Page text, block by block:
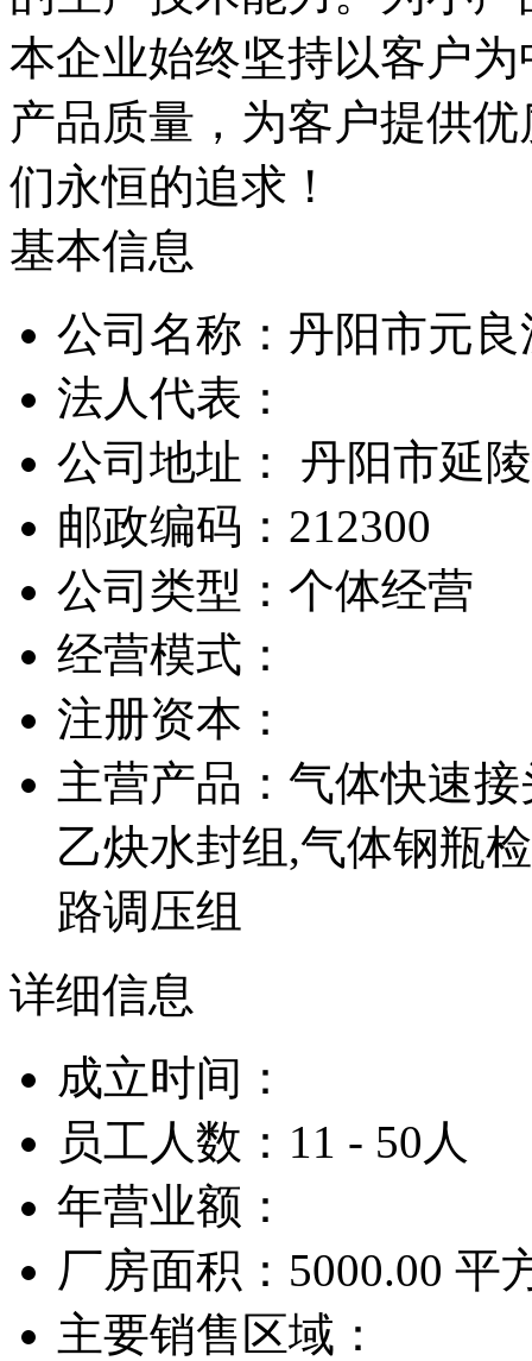
本企业始终坚持以客户
产品质量，为客户提供
们永恒的追求！
基本信息
公司名称：丹阳市元
法人代表：
公司地址： 丹阳市延
邮政编码：212300
公司类型：个体经营
经营模式：
注册资本：
主营产品：气体快速
乙炔水封组,气体钢瓶
路调压组
详细信息
成立时间：
员工人数：11 - 50人
年营业额：
厂房面积：5000.00 平
主要销售区域：